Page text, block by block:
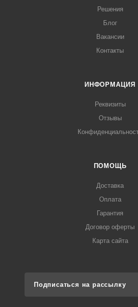
Решения
Блог
Вакансии
Контакты
ИНФОРМАЦИЯ
Реквизиты
Отзывы
ПОМОЩЬ
Доставка
Оплата
Гарантия
Договор оферты
Карта сайта
Подписаться на рассылку